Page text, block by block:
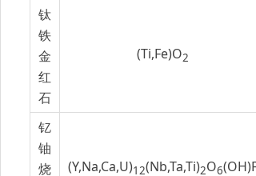
钛
铁
金
红
石
(Ti,Fe)O2
钇
铀
烧
(Y,Na,Ca,U)12(Nb,Ta,Ti)2O6(OH)F